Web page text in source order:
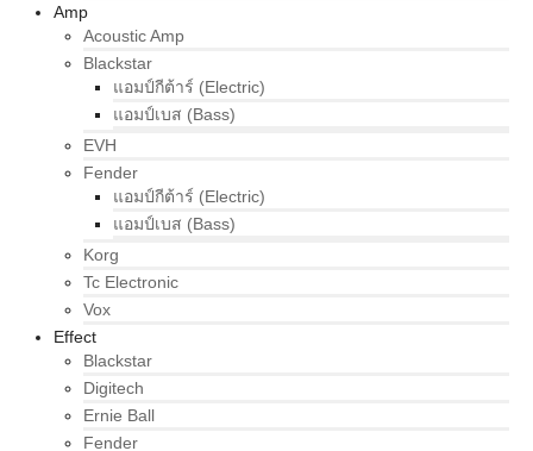
Amp
Acoustic Amp
Blackstar
แอมป์กีต้าร์ (Electric)
แอมป์เบส (Bass)
EVH
Fender
แอมป์กีต้าร์ (Electric)
แอมป์เบส (Bass)
Korg
Tc Electronic
Vox
Effect
Blackstar
Digitech
Ernie Ball
Fender